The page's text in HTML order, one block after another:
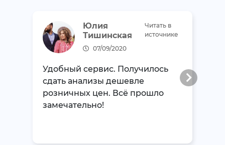
Юлия
Тишинская
07/09/2020
Читать в
источнике
Удобный сервис. Получилось
сдать анализы дешевле
розничных цен. Всё прошло
замечательно!